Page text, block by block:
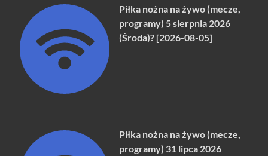
Piłka nożna na żywo (mecze,
programy) 5 sierpnia 2026
(Środa)? [2026-08-05]
Piłka nożna na żywo (mecze,
programy) 31 lipca 2026